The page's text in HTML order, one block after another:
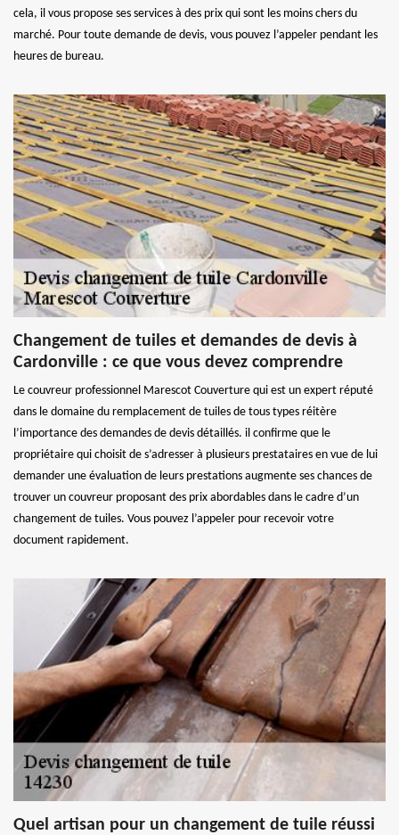
cela, il vous propose ses services à des prix qui sont les moins chers du
marché. Pour toute demande de devis, vous pouvez l’appeler pendant les
heures de bureau.
Changement de tuiles et demandes de devis à
Cardonville : ce que vous devez comprendre
Le couvreur professionnel Marescot Couverture qui est un expert réputé
dans le domaine du remplacement de tuiles de tous types réitère
l’importance des demandes de devis détaillés. il confirme que le
propriétaire qui choisit de s’adresser à plusieurs prestataires en vue de lui
demander une évaluation de leurs prestations augmente ses chances de
trouver un couvreur proposant des prix abordables dans le cadre d’un
changement de tuiles. Vous pouvez l’appeler pour recevoir votre
document rapidement.
Quel artisan pour un changement de tuile réussi